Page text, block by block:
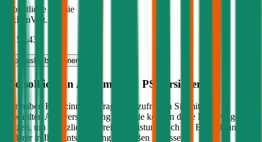
Monatliche Prämie
inkl. mVSt.
€ 151,43
Vollkasko berechnen
Wo soll ich ein Auto mit PS versichern?
Wir haben Kund:innen befragt, wie zufrieden Sie mit ihrer
gewählten Autoversicherung sind. Sie können diese Erfahrungen
nutzen, um zusätzlich zu Preis & Leistung auch die Empfehlungen
anderer in Ihre Entscheidung einfließen zu lassen: